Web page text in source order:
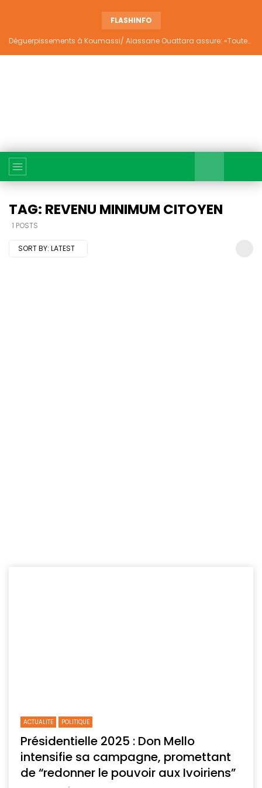
FLASHINFO
Déguerpissements à Koumassi/ Alassane Ouattara assure: «Toutes les responsabilités seront établies et elles donneront lieu aux sanctions prévues par la loi»
TAG: REVENU MINIMUM CITOYEN
1 POSTS
SORT BY: LATEST
ACTUALITE POLITIQUE
Présidentielle 2025 : Don Mello
intensifie sa campagne, promettant
de “redonner le pouvoir aux Ivoiriens”